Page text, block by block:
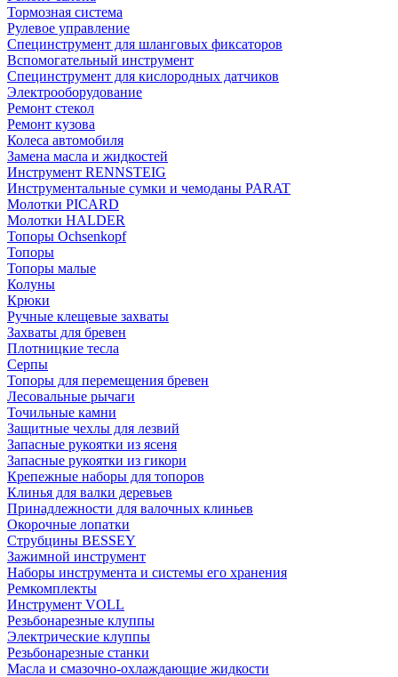
Тормозная система
Рулевое управление
Специнструмент для шланговых фиксаторов
Вспомогательный инструмент
Специнструмент для кислородных датчиков
Электрооборудование
Ремонт стекол
Ремонт кузова
Колеса автомобиля
Замена масла и жидкостей
Инструмент RENNSTEIG
Инструментальные сумки и чемоданы PARAT
Молотки PICARD
Молотки HALDER
Топоры Ochsenkopf
Топоры
Топоры малые
Колуны
Крюки
Ручные клещевые захваты
Захваты для бревен
Плотницкие тесла
Серпы
Топоры для перемещения бревен
Лесовальные рычаги
Точильные камни
Защитные чехлы для лезвий
Запасные рукоятки из ясеня
Запасные рукоятки из гикори
Крепежные наборы для топоров
Клинья для валки деревьев
Принадлежности для валочных клиньев
Окорочные лопатки
Струбцины BESSEY
Зажимной инструмент
Наборы инструмента и системы его хранения
Ремкомплекты
Инструмент VOLL
Резьбонарезные клуппы
Электрические клуппы
Резьбонарезные станки
Масла и смазочно-охлаждающие жидкости